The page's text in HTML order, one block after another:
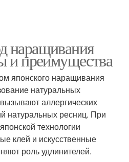
наращивания
и преимущества
японского наращивания
натуральных
аллергических
натуральных ресниц. При
технологии
клей и искусственные
роль удлинителей.